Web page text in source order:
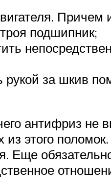
Причем
подшипник;
рукой за шкив
антифриз не
этого
Еще